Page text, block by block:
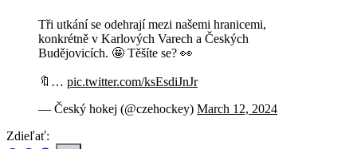
Tři utkání se odehrají mezi našemi hranicemi,
konkrétně v Karlových Varech a Českých
Budějovicích. 🤩 Těšíte se? 👀
🔖… pic.twitter.com/ksEsdiJnJr
— Český hokej (@czehockey) March 12, 2024
Zdieľať: